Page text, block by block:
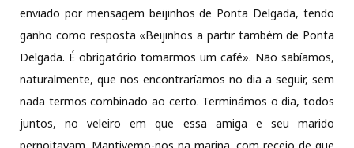
enviado por mensagem beijinhos de Ponta Delgada, tendo
ganho como resposta «Beijinhos a partir também de Ponta
Delgada. É obrigatório tomarmos um café». Não sabíamos,
naturalmente, que nos encontraríamos no dia a seguir, sem
nada termos combinado ao certo. Terminámos o dia, todos
juntos, no veleiro em que essa amiga e seu marido
pernoitavam. Mantivemo-nos na marina, com receio de que